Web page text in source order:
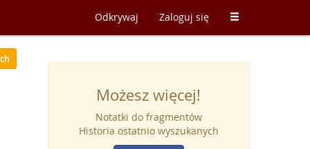
Odkrywaj Zaloguj się
Możesz więcej!
Notatki do fragmentów
Historia ostatnio wyszukanych